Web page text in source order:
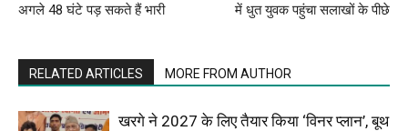
अगले 48 घंटे पड़ सकते हैं भारी
में धुत युवक पहुंचा सलाखों के पीछे
RELATED ARTICLES MORE FROM AUTHOR
खरगे ने 2027 के लिए तैयार किया ‘विनर प्लान’, बूथ